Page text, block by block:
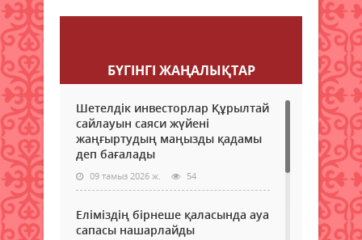
БҮГІНГI ЖАҢАЛЫҚТАР
Шетелдік инвесторлар Құрылтай
сайлауын саяси жүйені
жаңғыртудың маңызды қадамы
деп бағалады
09 тамыз 2026 ж. 54
Еліміздің бірнеше қаласында ауа
сапасы нашарлайды